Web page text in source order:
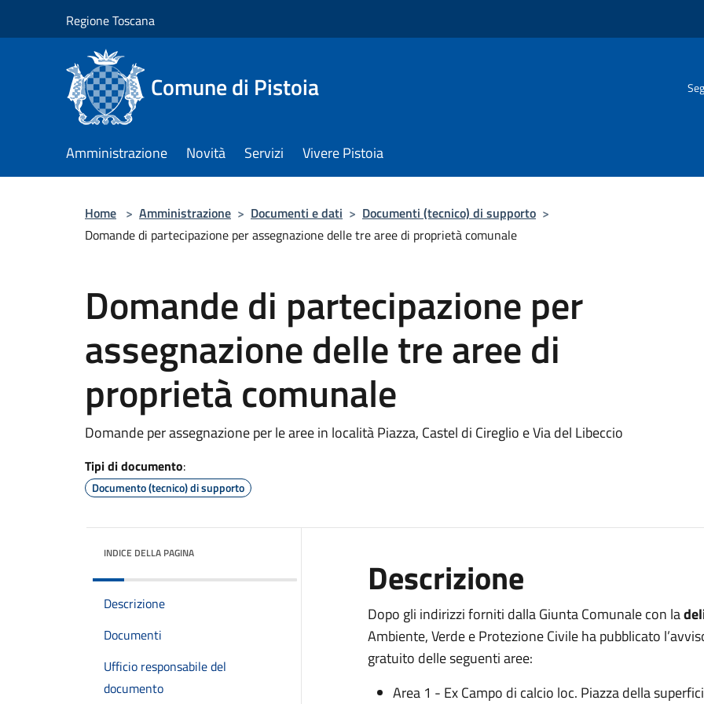
Regione Toscana
Comune di Pistoia
Amministrazione Novità Servizi Vivere Pistoia
Home > Amministrazione > Documenti e dati > Documenti (tecnico) di supporto >
Domande di partecipazione per assegnazione delle tre aree di proprietà comunale
Domande di partecipazione per
assegnazione delle tre aree di
proprietà comunale
Domande per assegnazione per le aree in località Piazza, Castel di Cireglio e Via del Libeccio
Tipi di documento:
Documento (tecnico) di supporto
INDICE DELLA PAGINA
Descrizione
Documenti
Ufficio responsabile del
documento
Descrizione
Dopo gli indirizzi forniti dalla Giunta Comunale con la
Ambiente, Verde e Protezione Civile ha pubblicato
gratuito delle seguenti aree:
Area 1 - Ex Campo di calcio loc. Piazza della